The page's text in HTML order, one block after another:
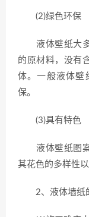
(2)绿色环保
液体壁纸大多
的原材料，没有
体。一般液体壁
保。
(3)具有特色
液体壁纸图案
其花色的多样性
2、液体墙纸